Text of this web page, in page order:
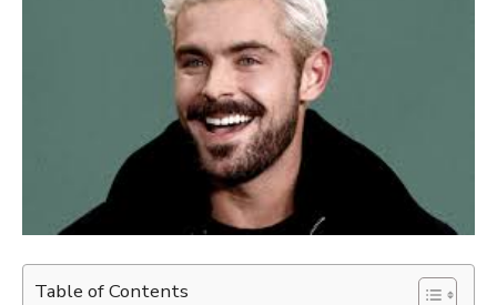
Table of Contents